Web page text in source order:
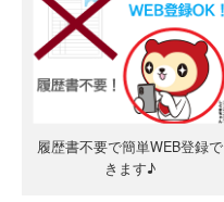
履歴書不要で簡単WEB登録で
きます♪